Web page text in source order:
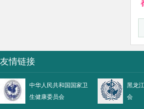
友情链接
中华人民共和国国家卫
生健康委员会
黑龙
会